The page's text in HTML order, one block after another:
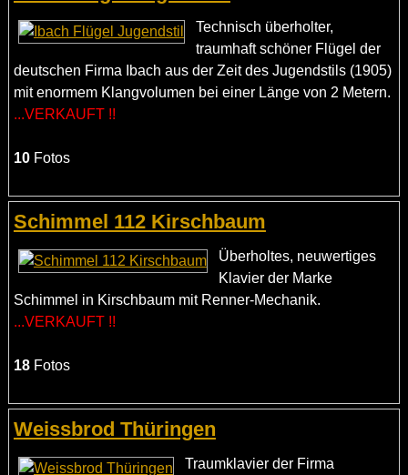
Technisch überholter,
traumhaft schöner Flügel der
deutschen Firma Ibach aus der Zeit des Jugendstils (1905)
mit enormem Klangvolumen bei einer Länge von 2 Metern.
...VERKAUFT !!
10Fotos
Schimmel 112 Kirschbaum
Überholtes, neuwertiges
Klavier der Marke
Schimmel in Kirschbaum mit Renner-Mechanik.
...VERKAUFT !!
18Fotos
Weissbrod Thüringen
Traumklavier der Firma